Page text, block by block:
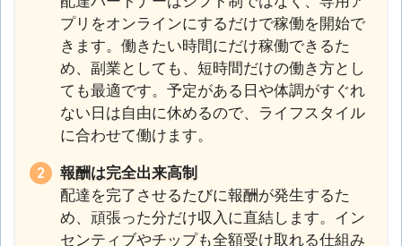
プリをオンラインにするだけで稼働を開始で
きます。働きたい時間にだけ稼働できるた
め、副業としても、短時間だけの働き方とし
ても最適です。予定がある日や体調がすぐれ
ない日は自由に休めるので、ライフスタイル
に合わせて働けます。
報酬は完全出来高制
配達を完了させるたびに報酬が発生するた
め、頑張った分だけ収入に直結します。イン
センティブやチップも全額受け取れる仕組み